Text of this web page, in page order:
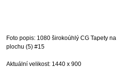
Foto popis: 1080 širokoúhlý CG Tapety na
plochu (5) #15
Aktuální velikost: 1440 x 900